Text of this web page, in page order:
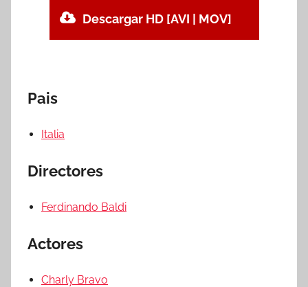
Descargar HD [AVI | MOV]
Pais
Italia
Directores
Ferdinando Baldi
Actores
Charly Bravo